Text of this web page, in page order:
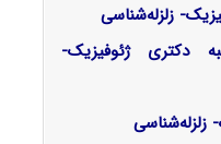
زلزله‌شناسی
دکتری ژئوفیزیک-
زلزله‌شناسی